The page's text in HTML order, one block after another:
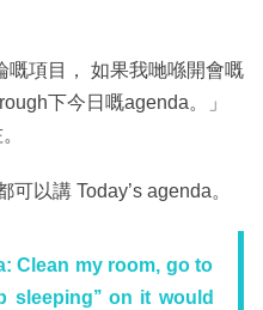
嘅項目， 如果我哋喺開會嘅
下今日嘅agenda。」
以講 Today’s agenda。
Clean my room, go to
sleeping’’ on it would